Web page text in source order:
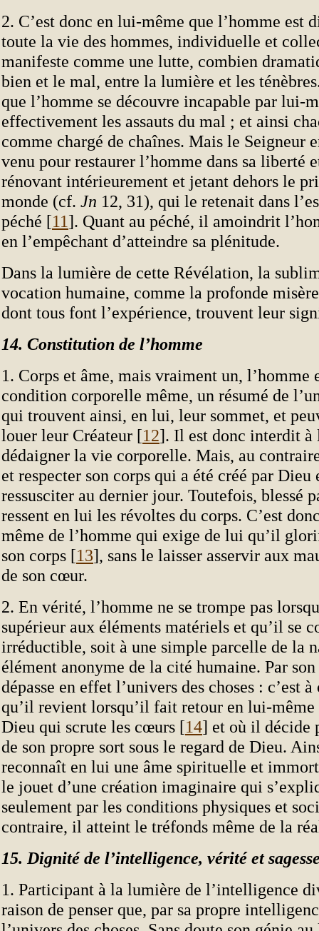
2. C’est donc en lui-même que l’homme est
toute la vie des hommes, individuelle et
manifeste comme une lutte, combien
bien et le mal, entre la lumière et les
que l’homme se découvre incapable par lui-
effectivement les assauts du mal ; et ainsi
comme chargé de chaînes. Mais le Seigneur
venu pour restaurer l’homme dans sa liberté
rénovant intérieurement et jetant dehors le
monde (cf. Jn 12, 31), qui le retenait dans
péché [11]. Quant au péché, il amoindrit
en l’empêchant d’atteindre sa plénitude.
Dans la lumière de cette Révélation, la
vocation humaine, comme la profonde
dont tous font l’expérience, trouvent leur
14. Constitution de l’homme
1. Corps et âme, mais vraiment un, l’homme
condition corporelle même, un résumé de
qui trouvent ainsi, en lui, leur sommet, et
louer leur Créateur [12]. Il est donc interdit à
dédaigner la vie corporelle. Mais, au
et respecter son corps qui a été créé par
ressusciter au dernier jour. Toutefois, blessé
ressent en lui les révoltes du corps. C’est
même de l’homme qui exige de lui qu’il
son corps [13], sans le laisser asservir aux
de son cœur.
2. En vérité, l’homme ne se trompe pas
supérieur aux éléments matériels et qu’il se
irréductible, soit à une simple parcelle de la
élément anonyme de la cité humaine. Par
dépasse en effet l’univers des choses : c’est
qu’il revient lorsqu’il fait retour en lui-même
Dieu qui scrute les cœurs [14] et où il décide
de son propre sort sous le regard de Dieu.
reconnaît en lui une âme spirituelle et
le jouet d’une création imaginaire qui
seulement par les conditions physiques et
contraire, il atteint le tréfonds même de la
15. Dignité de l’intelligence, vérité et
1. Participant à la lumière de l’intelligence
raison de penser que, par sa propre